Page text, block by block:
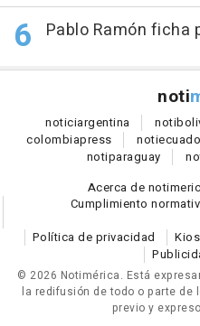
Pablo Ramón ficha
noti
noticiargentina noti
colombiapress noti
notiparaguay
Acerca de
Cumplimiento
Política de privacidad
© 2026 Notimérica. Está
la redifusión de todo o parte
previo y